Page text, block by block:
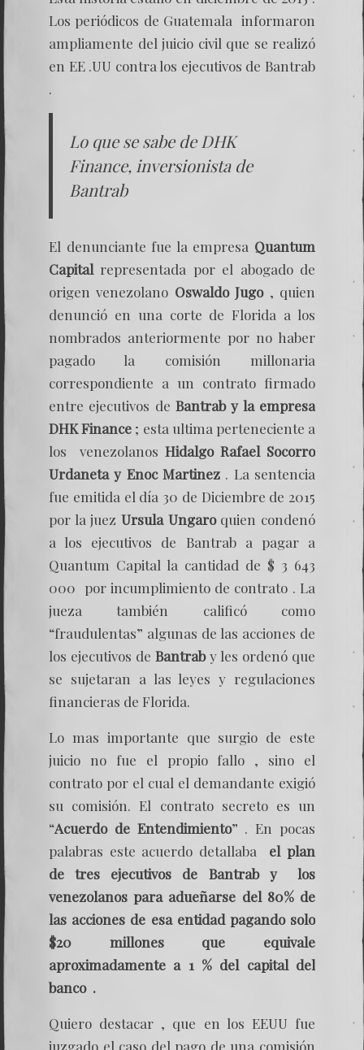
Los periódicos de Guatemala informaron
ampliamente del juicio civil que se realizó
en EE .UU contra los ejecutivos de Bantrab
.
Lo que se sabe de DHK
Finance, inversionista de
Bantrab
El denunciante fue la empresa Quantum
Capital representada por el abogado de
origen venezolano Oswaldo Jugo, quien
denunció en una corte de Florida a los
nombrados anteriormente por no haber
pagado la comisión millonaria
correspondiente a un contrato firmado
entre ejecutivos de Bantrab y la empresa
DHK Finance ; esta ultima perteneciente a
los venezolanos Hidalgo Rafael Socorro
Urdaneta y Enoc Martinez . La sentencia
fue emitida el día 30 de Diciembre de 2015
por la juez Ursula Ungaroquien condenó
a los ejecutivos de Bantrab a pagar a
Quantum Capital la cantidad de $ 3 643
000 por incumplimiento de contrato . La
jueza también calificó como
“fraudulentas” algunas de las acciones de
los ejecutivos de Bantraby les ordenó que
se sujetaran a las leyes y regulaciones
financieras de Florida.
Lo mas importante que surgio de este
juicio no fue el propio fallo , sino el
contrato por el cual el demandante exigió
su comisión. El contrato secreto es un
“Acuerdo de Entendimiento” . En pocas
palabras este acuerdo detallaba el plan
de tres ejecutivos de Bantrab y los
venezolanos para adueñarse del 80% de
las acciones de esa entidad pagando solo
$20 millones que equivale
aproximadamente a 1 % del capital del
banco .
Quiero destacar , que en los EEUU fue
juzgado el caso del pago de una comisión